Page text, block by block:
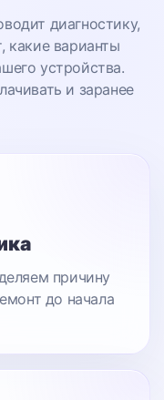
диагностику,
какие варианты
устройства.
и заранее
причину
до начала